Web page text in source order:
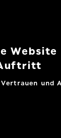
Website
und